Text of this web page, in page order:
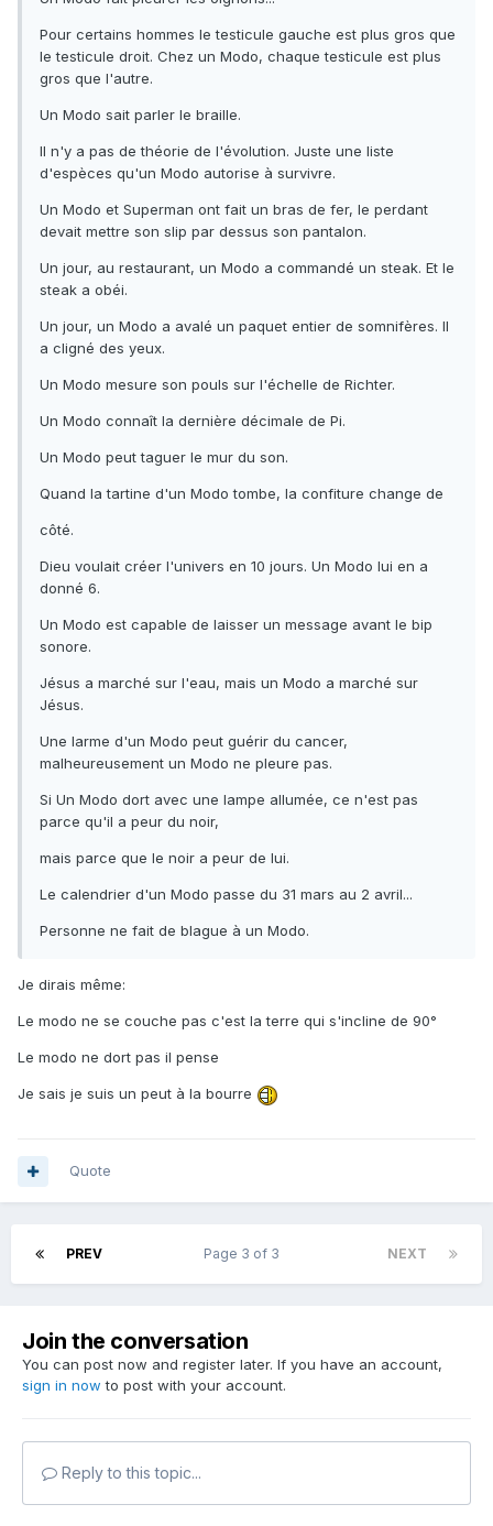
Pour certains hommes le testicule gauche est plus gros que
le testicule droit. Chez un Modo, chaque testicule est plus
gros que l'autre.
Un Modo sait parler le braille.
Il n'y a pas de théorie de l'évolution. Juste une liste
d'espèces qu'un Modo autorise à survivre.
Un Modo et Superman ont fait un bras de fer, le perdant
devait mettre son slip par dessus son pantalon.
Un jour, au restaurant, un Modo a commandé un steak. Et le
steak a obéi.
Un jour, un Modo a avalé un paquet entier de somnifères. Il
a cligné des yeux.
Un Modo mesure son pouls sur l'échelle de Richter.
Un Modo connaît la dernière décimale de Pi.
Un Modo peut taguer le mur du son.
Quand la tartine d'un Modo tombe, la confiture change de
côté.
Dieu voulait créer l'univers en 10 jours. Un Modo lui en a
donné 6.
Un Modo est capable de laisser un message avant le bip
sonore.
Jésus a marché sur l'eau, mais un Modo a marché sur
Jésus.
Une larme d'un Modo peut guérir du cancer,
malheureusement un Modo ne pleure pas.
Si Un Modo dort avec une lampe allumée, ce n'est pas
parce qu'il a peur du noir,
mais parce que le noir a peur de lui.
Le calendrier d'un Modo passe du 31 mars au 2 avril...
Personne ne fait de blague à un Modo.
Je dirais même:
Le modo ne se couche pas c'est la terre qui s'incline de 90°
Le modo ne dort pas il pense
Je sais je suis un peut à la bourre
Quote
PREV NEXT
Page 3 of 3
Join the conversation
You can post now and register later. If you have an account,
sign in now to post with your account.
Reply to this topic...